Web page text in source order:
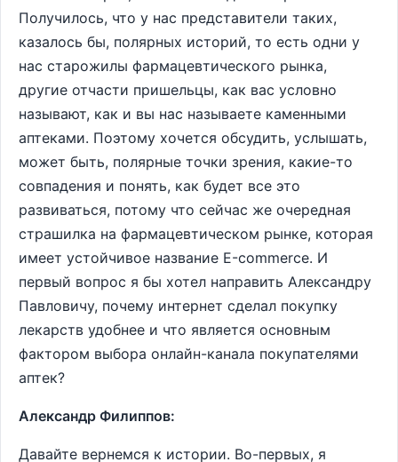
Получилось, что у нас представители таких,
казалось бы, полярных историй, то есть одни у
нас старожилы фармацевтического рынка,
другие отчасти пришельцы, как вас условно
называют, как и вы нас называете каменными
аптеками. Поэтому хочется обсудить, услышать,
может быть, полярные точки зрения, какие-то
совпадения и понять, как будет все это
развиваться, потому что сейчас же очередная
страшилка на фармацевтическом рынке, которая
имеет устойчивое название Е-commerce. И
первый вопрос я бы хотел направить Александру
Павловичу, почему интернет сделал покупку
лекарств удобнее и что является основным
фактором выбора онлайн-канала покупателями
аптек?
Александр Филиппов:
Давайте вернемся к истории. Во-первых, я